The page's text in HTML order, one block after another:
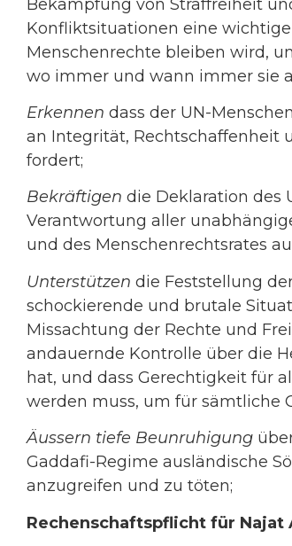
Bekämpfung von Straffreiheit
Konfliktsituationen eine
Menschenrechte bleiben wird,
wo immer und wann immer sie
Erkennen dass der UN-
an Integrität, Rechtschaffenheit
fordert;
Bekräftigen die Deklaration des
Verantwortung aller
und des Menschenrechtsrates
Unterstützen die Feststellung
schockierende und brutale
Missachtung der Rechte und
andauernde Kontrolle über die
hat, und dass Gerechtigkeit für
werden muss, um für sämtliche
Äussern tiefe Beunruhigung
Gaddafi-Regime ausländische
anzugreifen und zu töten;
Rechenschaftspflicht für Najat